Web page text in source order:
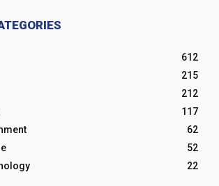
612
215
212
117
62
52
22